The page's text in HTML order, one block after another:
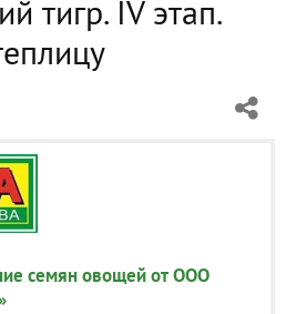
тигр. IV этап.
семян овощей от ООО